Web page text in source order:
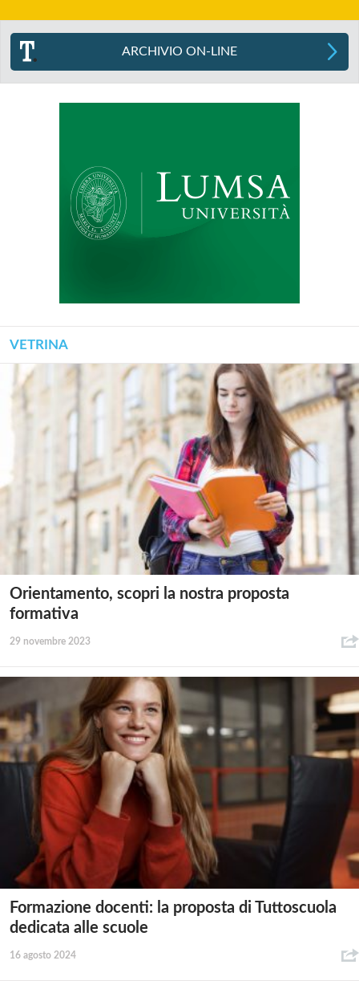
ARCHIVIO ON-LINE
VETRINA
Orientamento, scopri la nostra proposta
formativa
29 novembre 2023
Formazione docenti: la proposta di Tuttoscuola
dedicata alle scuole
16 agosto 2024